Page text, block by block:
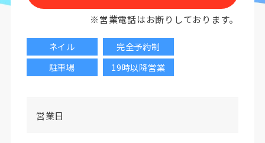
※営業電話はお断りしております。
ネイル
完全予約制
駐車場
19時以降営業
営業日